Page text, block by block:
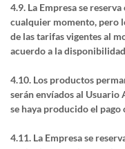
4.9. La Empresa se
cualquier momento, pero
de las tarifas vigentes al
acuerdo a la
4.10. Los productos
serán envíados al Usuario
se haya producido el
4.11. La Empresa se